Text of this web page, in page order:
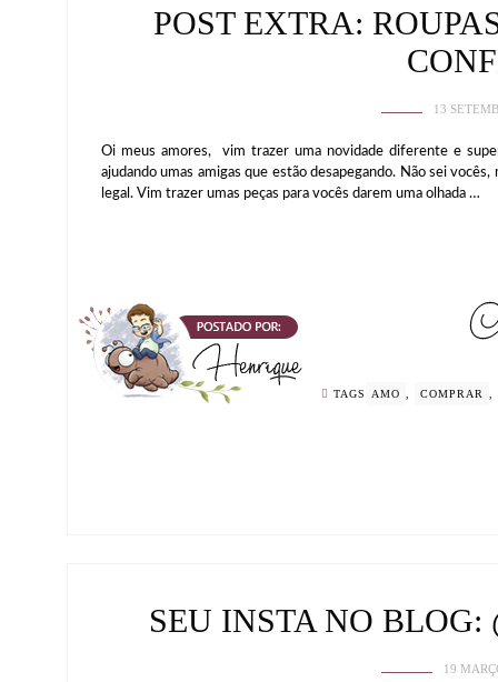
POST EXTRA:
13
Oi meus amores, vim trazer uma novidade diferente e
ajudando umas amigas que estão desapegando. Não sei
legal. Vim trazer umas peças para vocês darem uma olhada …
TAGS AMO , COMPRAR ,
SEU INSTA NO
19